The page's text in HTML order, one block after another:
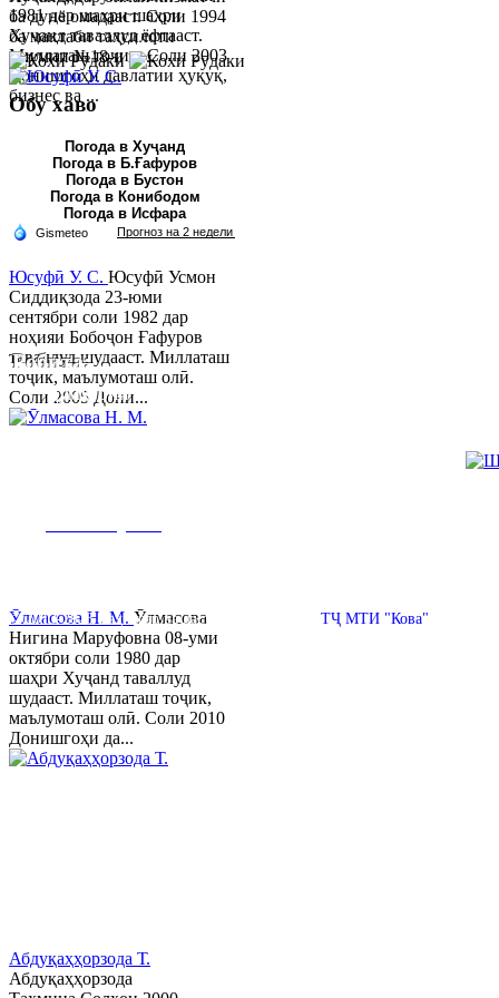
1981 дар шаҳри шаҳри
Хуҷанд таваллуд ёфтааст.
Миллаташ тоҷик. Соли 2003
Донишгоҳи давлатии ҳуқуқ,
бизнес ва ...
ба дунё омадааст. Соли 1994
ба мактаби таҳсилоти
умумии №18-и ш...
Юсуфӣ У. C. Юсуфӣ Усмон
Сиддиқзода 23-юми
сентябри соли 1982 дар
ноҳияи Бобоҷон Ғафуров
таваллуд шудааст. Миллаташ
тоҷик, маълумоташ олӣ.
Соли 2005 Дони...
Ӯлмасова Н. М. Ӯлмасова
Нигина Маруфовна 08-уми
октябри соли 1980 дар
шаҳри Хуҷанд таваллуд
шудааст. Миллаташ тоҷик,
маълумоташ олӣ. Соли 2010
Донишгоҳи да...
Абдуқаҳҳорзода Т.
Абдуқаҳҳорзода
Обу хаво
Погода в Хуҷанд
Погода в Б.Ғафуров
Погода в Бустон
Погода в Конибодом
Погода в Исфара
Робита:
Ҷумҳурии Тоҷикистон, вилояти Суғд,
© 2013-2023 Таҳиягар ва дастгирии техникӣ: ТҶ МТИ "Кова"